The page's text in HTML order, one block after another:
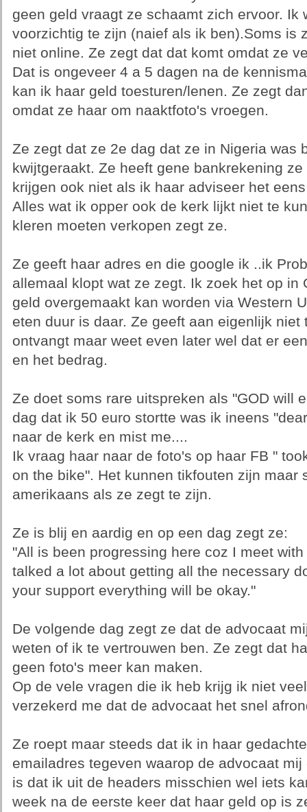
geen geld vraagt ze schaamt zich ervoor. Ik
voorzichtig te zijn (naief als ik ben).Soms is
niet online. Ze zegt dat dat komt omdat ze
Dat is ongeveer 4 a 5 dagen na de
kan ik haar geld toesturen/lenen. Ze zegt
omdat ze haar om naaktfoto's vroegen.
Ze zegt dat ze 2e dag dat ze in Nigeria was
kwijtgeraakt. Ze heeft gene bankrekening
krijgen ook niet als ik haar adviseer het
Alles wat ik opper ook de kerk lijkt niet te
kleren moeten verkopen zegt ze.
Ze geeft haar adres en die google ik ..ik
allemaal klopt wat ze zegt. Ik zoek het op in
geld overgemaakt kan worden via Western
eten duur is daar. Ze geeft aan eigenlijk niet
ontvangt maar weet even later wel dat er
en het bedrag.
Ze doet soms rare uitspreken als "GOD will
dag dat ik 50 euro stortte was ik ineens
naar de kerk en mist me....
Ik vraag haar naar de foto's op haar FB "
on the bike". Het kunnen tikfouten zijn maar
amerikaans als ze zegt te zijn.
Ze is blij en aardig en op een dag zegt ze:
"All is been progressing here coz I meet
talked a lot about getting all the necessary
your support everything will be okay."
De volgende dag zegt ze dat de advocaat
weten of ik te vertrouwen ben. Ze zegt dat
geen foto's meer kan maken.
Op de vele vragen die ik heb krijg ik niet
verzekerd me dat de advocaat het snel
Ze roept maar steeds dat ik in haar
emailadres tegeven waarop de advocaat
is dat ik uit de headers misschien wel iets
week na de eerste keer dat haar geld op is